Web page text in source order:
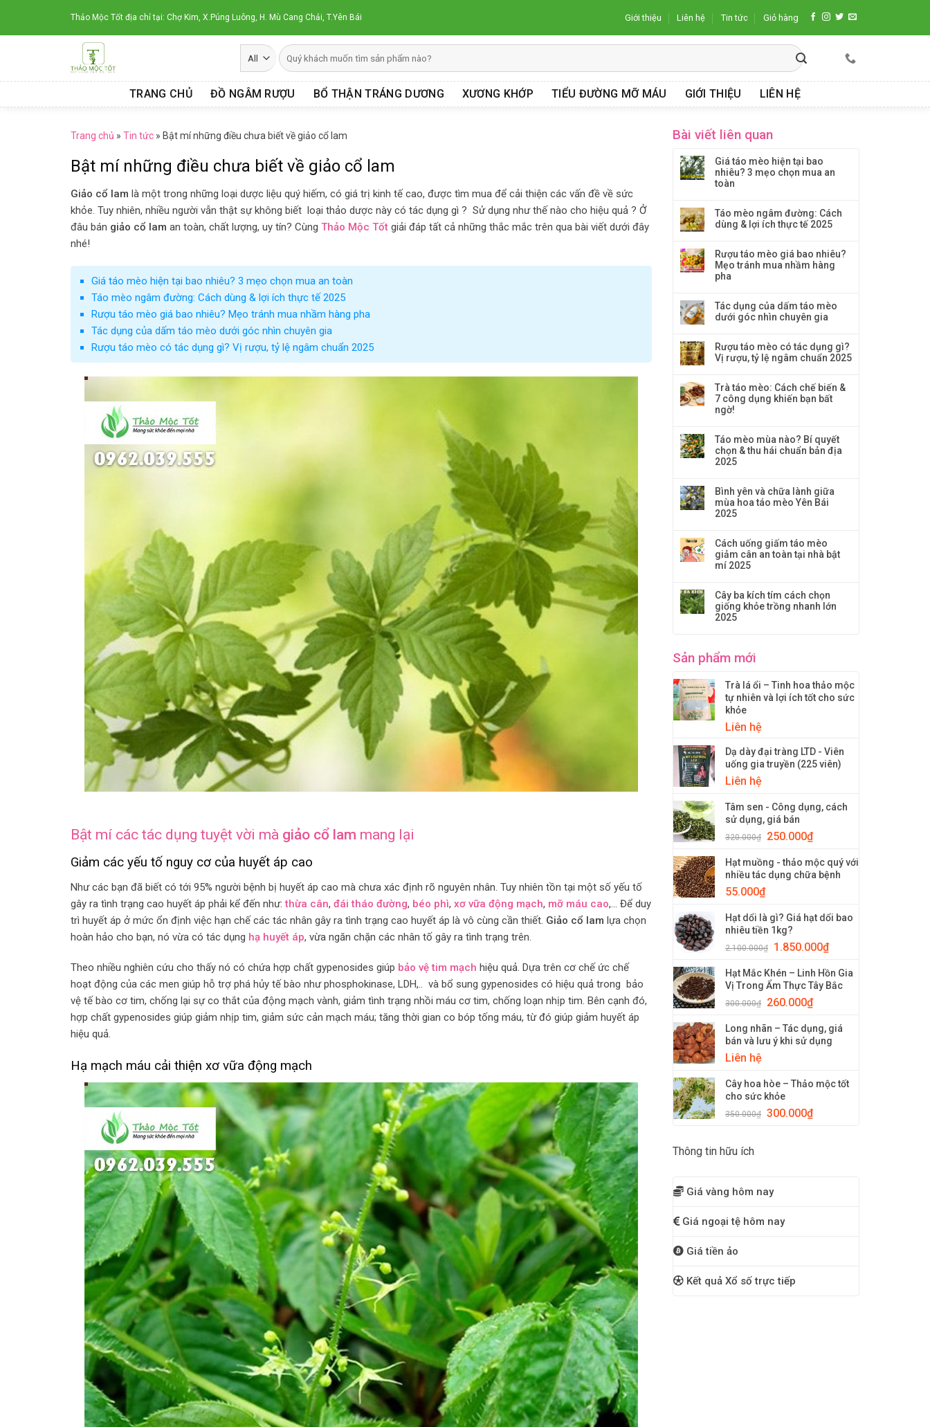
Thảo Mộc Tốt địa chỉ tại: Chợ Kim, X.Púng Luông, H. Mù Cang Chải, T.Yên Bái Giới thiệu Liên hệ Tin tức Giỏ hàng
TRANG CHỦ ĐỒ NGÂM RƯỢU BỔ THẬN TRÁNG DƯƠNG XƯƠNG KHỚP TIỂU ĐƯỜNG MỠ MÁU GIỚI THIỆU LIÊN HỆ
Trang chủ » Tin tức » Bật mí những điều chưa biết về giảo cổ lam
Bật mí những điều chưa biết về giảo cổ lam
Giảo cổ lam là một trong những loại dược liệu quý hiếm, có giá trị kinh tế cao, được tìm mua để cải thiện các vấn đề về sức
khỏe. Tuy nhiên, nhiều người vẫn thật sự không biết loại thảo dược này có tác dụng gì ? Sử dụng như thế nào cho hiệu quả ? Ở
đâu bán giảo cổ lam an toàn, chất lượng, uy tín? Cùng Thảo Mộc Tốt giải đáp tất cả những thắc mắc trên qua bài viết dưới đây
nhé!
Giá táo mèo hiện tại bao nhiêu? 3 mẹo chọn mua an toàn
Táo mèo ngâm đường: Cách dùng & lợi ích thực tế 2025
Rượu táo mèo giá bao nhiêu? Mẹo tránh mua nhầm hàng pha
Tác dụng của dấm táo mèo dưới góc nhìn chuyên gia
Rượu táo mèo có tác dụng gì? Vị rượu, tỷ lệ ngâm chuẩn 2025
Bật mí các tác dụng tuyệt vời mà giảo cổ lam mang lại
Giảm các yếu tố nguy cơ của huyết áp cao
Như các bạn đã biết có tới 95% người bệnh bị huyết áp cao mà chưa xác định rõ nguyên nhân. Tuy nhiên tồn tại một số yếu tố
gây ra tình trạng cao huyết áp phải kể đến như:thừa cân, đái tháo đường, béo phì, xơ vữa động mạch, mỡ máu cao,… Để duy
trì huyết áp ở mức ổn định việc hạn chế các tác nhân gây ra tình trạng cao huyết áp là vô cùng cần thiết. Giảo cổ lam lựa chọn
hoàn hảo cho bạn, nó vừa có tác dụng hạ huyết áp, vừa ngăn chặn các nhân tố gây ra tình trạng trên.
Theo nhiều nghiên cứu cho thấy nó có chứa hợp chất gypenosides giúp bảo vệ tim mạch hiệu quả. Dựa trên cơ chế ức chế
hoạt động của các men giúp hỗ trợ phá hủy tế bào như phosphokinase, LDH,.. và bổ sung gypenosides có hiệu quả trong bảo
vệ tế bào cơ tim, chống lại sự co thắt của động mạch vành, giảm tình trạng nhồi máu cơ tim, chống loạn nhịp tim. Bên cạnh đó,
hợp chất gypenosides giúp giảm nhịp tim, giảm sức cản mạch máu; tăng thời gian co bóp tống máu, từ đó giúp giảm huyết áp
hiệu quả.
Hạ mạch máu cải thiện xơ vữa động mạch
Bài viết liên quan
Giá táo mèo hiện tại bao
nhiêu? 3 mẹo chọn mua an
toàn
Táo mèo ngâm đường: Cách
dùng & lợi ích thực tế 2025
Rượu táo mèo giá bao nhiêu?
Mẹo tránh mua nhầm hàng
pha
Tác dụng của dấm táo mèo
dưới góc nhìn chuyên gia
Rượu táo mèo có tác dụng gì?
Vị rượu, tỷ lệ ngâm chuẩn 2025
Trà táo mèo: Cách chế biến &
7 công dụng khiến bạn bất
ngờ!
Táo mèo mùa nào? Bí quyết
chọn & thu hái chuẩn bản địa
2025
Bình yên và chữa lành giữa
mùa hoa táo mèo Yên Bái
2025
Cách uống giấm táo mèo
giảm cân an toàn tại nhà bật
mí 2025
Cây ba kích tím cách chọn
giống khỏe trồng nhanh lớn
2025
Sản phẩm mới
Trà lá ổi – Tinh hoa thảo mộc
tự nhiên và lợi ích tốt cho sức
khỏe
Liên hệ
Dạ dày đại tràng LTD - Viên
uống gia truyền (225 viên)
Liên hệ
Tâm sen - Công dụng, cách
sử dụng, giá bán
320.000₫ 250.000₫
Hạt muồng - thảo mộc quý với
nhiều tác dụng chữa bệnh
55.000₫
Hạt dổi là gì? Giá hạt dổi bao
nhiêu tiền 1kg?
2.100.000₫ 1.850.000₫
Hạt Mắc Khén – Linh Hồn Gia
Vị Trong Ẩm Thực Tây Bắc
300.000₫ 260.000₫
Long nhãn – Tác dụng, giá
bán và lưu ý khi sử dụng
Liên hệ
Cây hoa hòe – Thảo mộc tốt
cho sức khỏe
350.000₫ 300.000₫
Thông tin hữu ích
Giá vàng hôm nay
Giá ngoại tệ hôm nay
Giá tiền ảo
Kết quả Xổ số trực tiếp